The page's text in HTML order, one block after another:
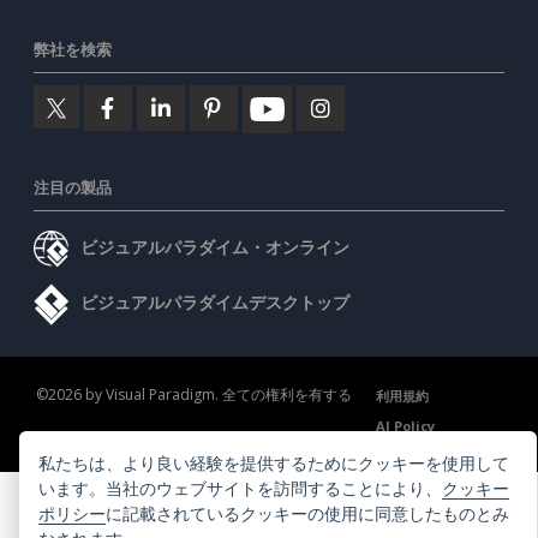
弊社を検索
注目の製品
ビジュアルパラダイム・オンライン
ビジュアルパラダイムデスクトップ
©2026 by Visual Paradigm. 全ての権利を有する
利用規約
AI Policy
プライバシーポリシー
Content Guidelines セキュリティ概要
私たちは、より良い経験を提供するためにクッキーを使用して
います。当社のウェブサイトを訪問することにより、 クッキー
ポリシーに記載されているクッキーの使用に同意したものとみ